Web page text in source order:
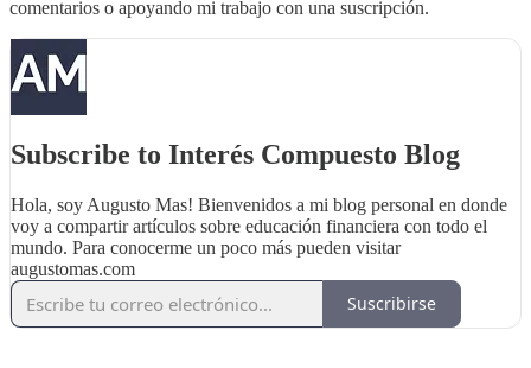
comentarios o apoyando mi trabajo con una suscripción.
Subscribe to Interés Compuesto Blog
Hola, soy Augusto Mas! Bienvenidos a mi blog personal en donde
voy a compartir artículos sobre educación financiera con todo el
mundo. Para conocerme un poco más pueden visitar
augustomas.com
Suscribirse